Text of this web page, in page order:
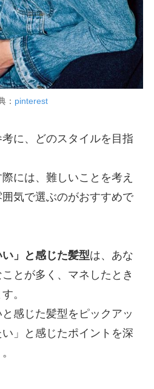
： pinterest
に、どのスタイルを目指
には、難しいことを考え
気で選ぶのがおすすめで
」と感じた髪型は、あな
とが多く、マネしたとき
。
感じた髪型をピックアッ
」と感じたポイントを深